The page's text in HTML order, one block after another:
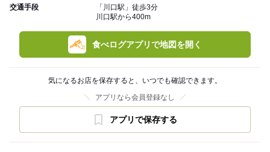
交通手段
「川口駅」徒歩3分
川口駅から400m
食べログアプリで地図を開く
気になるお店を保存すると、いつでも確認できます。
アプリなら会員登録なし
アプリで保存する